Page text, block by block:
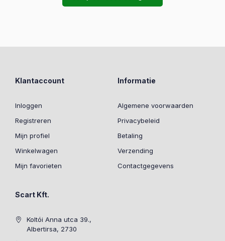
Klantaccount
Inloggen
Registreren
Mijn profiel
Winkelwagen
Mijn favorieten
Informatie
Algemene voorwaarden
Privacybeleid
Betaling
Verzending
Contactgegevens
Scart Kft.
Koltói Anna utca 39.,
Albertirsa, 2730